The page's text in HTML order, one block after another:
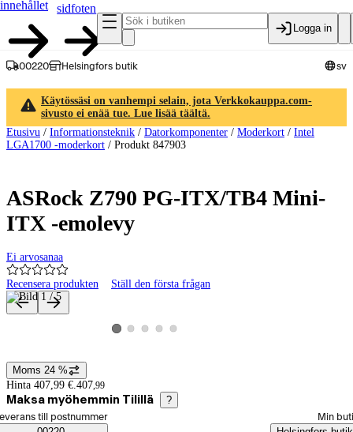
innehållet
sidfoten
Logga in
00220 Helsingfors butik sv
Käytössäsi on vanhempi selain, jota Verkkokauppa.com-
sivusto ei enää tue. Lue lisää täältä.
Etusivu / Informationsteknik / Datorkomponenter / Moderkort / Intel
LGA1700 -moderkort / Produkt 847903
ASRock Z790 PG-ITX/TB4 Mini-
ITX -emolevy
Ei arvosanaa
Recensera produkten Ställ den första frågan
Produktbilder och videor
Visa produktbild 1
Visa produktbild 2
Visa produktbild 3
Visa produktbild 4
Visa produktbild 5
Prisinformation
Moms 24 %
Hinta 407,99 €. 407,99
Maksa myöhemmin Tilillä ?
beställningssätt
till postnummer Min